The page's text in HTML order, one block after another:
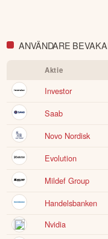
ANVÄNDARE
Aktie
Investor
Saab
Novo Nordisk
Evolution
Mildef Group
Handelsbanken
Nvidia